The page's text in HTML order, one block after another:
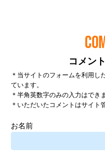
コメン
＊当サイトのフォームを利用し
ています。
＊半角英数字のみの入力はでき
＊いただいたコメントはサイト
お名前